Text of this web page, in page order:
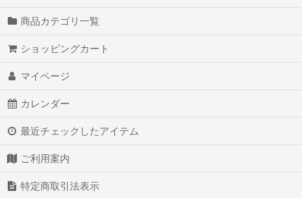
商品カテゴリ一覧
ショッピングカート
マイページ
カレンダー
最近チェックしたアイテム
ご利用案内
特定商取引法表示